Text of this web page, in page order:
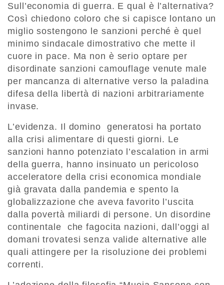
Sull’economia di guerra. E qual è l’alternativa?
Così chiedono coloro che si capisce lontano un
miglio sostengono le sanzioni perché è quel
minimo sindacale dimostrativo che mette il
cuore in pace. Ma non è serio optare per
disordinate sanzioni camouflage venute male
per mancanza di alternative verso la paladina
difesa della libertà di nazioni arbitrariamente
invase.
L’evidenza. Il domino generatosi ha portato
alla crisi alimentare di questi giorni. Le
sanzioni hanno potenziato l’escalation in armi
della guerra, hanno insinuato un pericoloso
acceleratore della crisi economica mondiale
già gravata dalla pandemia e spento la
globalizzazione che aveva favorito l’uscita
dalla povertà miliardi di persone. Un disordine
continentale che fagocita nazioni, dall’oggi al
domani trovatesi senza valide alternative alle
quali attingere per la risoluzione dei problemi
correnti.